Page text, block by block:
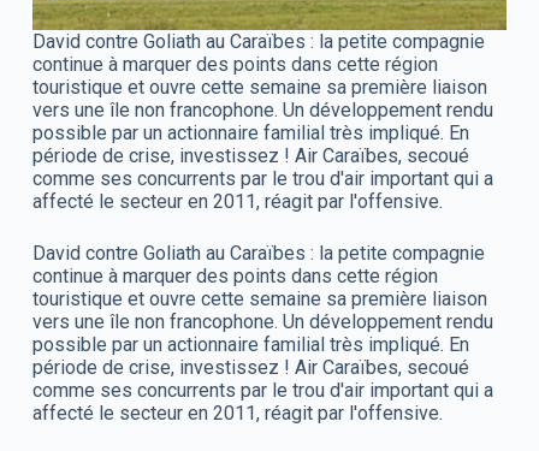
David contre Goliath au Caraïbes : la petite compagnie
continue à marquer des points dans cette région
touristique et ouvre cette semaine sa première liaison
vers une île non francophone. Un développement rendu
possible par un actionnaire familial très impliqué. En
période de crise, investissez ! Air Caraïbes, secoué
comme ses concurrents par le trou d'air important qui a
affecté le secteur en 2011, réagit par l'offensive.
David contre Goliath au Caraïbes : la petite compagnie
continue à marquer des points dans cette région
touristique et ouvre cette semaine sa première liaison
vers une île non francophone. Un développement rendu
possible par un actionnaire familial très impliqué. En
période de crise, investissez ! Air Caraïbes, secoué
comme ses concurrents par le trou d'air important qui a
affecté le secteur en 2011, réagit par l'offensive.